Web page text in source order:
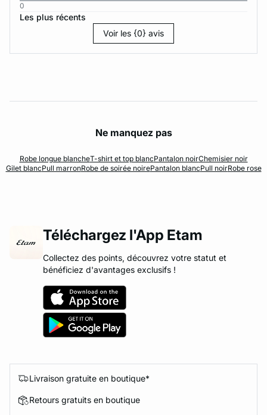
0
Les plus récents
Voir les {0} avis
Ne manquez pas
Robe longue blancheT-shirt et top blancPantalon noirChemisier noir
Gilet blancPull marronRobe de soirée noirePantalon blancPull noirRobe rose
Téléchargez l'App Etam
Collectez des points, découvrez votre statut et
bénéficiez d'avantages exclusifs !
Livraison gratuite en boutique*
Retours gratuits en boutique